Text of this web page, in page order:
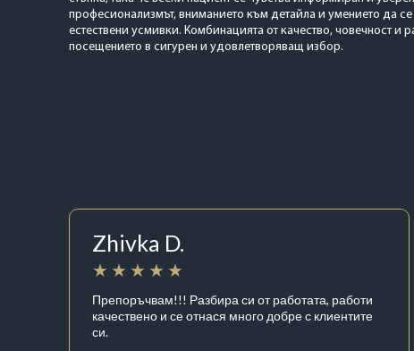
професионализмът, вниманието към детайла и умението да се
естествени усмивки. Комбинацията от качество, човечност и
посещението в сигурен и удовлетворяващ избор.
Zhivka D.
Препоръчвам!!! Разбира си от работата, работи
качествено и се отнася много добре с клиентите
си.